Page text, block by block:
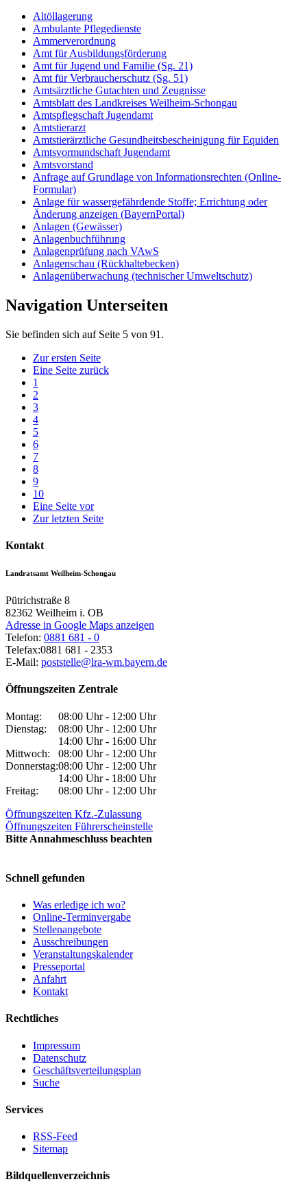
Altöllagerung
Ambulante Pflegedienste
Ammerverordnung
Amt für Ausbildungsförderung
Amt für Jugend und Familie (Sg. 21)
Amt für Verbraucherschutz (Sg. 51)
Amtsärztliche Gutachten und Zeugnisse
Amtsblatt des Landkreises Weilheim-Schongau
Amtspflegschaft Jugendamt
Amtstierarzt
Amtstierärztliche Gesundheitsbescheinigung für Equiden
Amtsvormundschaft Jugendamt
Amtsvorstand
Anfrage auf Grundlage von Informationsrechten (Online-
Formular)
Anlage für wassergefährdende Stoffe; Errichtung oder
Änderung anzeigen (BayernPortal)
Anlagen (Gewässer)
Anlagenbuchführung
Anlagenprüfung nach VAwS
Anlagenschau (Rückhaltebecken)
Anlagenüberwachung (technischer Umweltschutz)
Navigation Unterseiten
Sie befinden sich auf Seite 5 von 91.
Zur ersten Seite
Eine Seite zurück
1
2
3
4
5
6
7
8
9
10
Eine Seite vor
Zur letzten Seite
Kontakt
Landratsamt Weilheim-Schongau
Pütrichstraße 8
82362 Weilheim i. OB
Adresse in Google Maps anzeigen
Telefon: 0881 681 - 0
Telefax:0881 681 - 2353
E-Mail: poststelle@lra-wm.bayern.de
Öffnungszeiten Zentrale
Montag:
08:00 Uhr - 12:00 Uhr
Dienstag:
08:00 Uhr - 12:00 Uhr
14:00 Uhr - 16:00 Uhr
Mittwoch:
08:00 Uhr - 12:00 Uhr
Donnerstag:08:00 Uhr - 12:00 Uhr
14:00 Uhr - 18:00 Uhr
Freitag:
08:00 Uhr - 12:00 Uhr
Öffnungszeiten Kfz.-Zulassung
Öffnungszeiten Führerscheinstelle
Bitte Annahmeschluss beachten
Schnell gefunden
Was erledige ich wo?
Online-Terminvergabe
Stellenangebote
Ausschreibungen
Veranstaltungskalender
Presseportal
Anfahrt
Kontakt
Rechtliches
Impressum
Datenschutz
Geschäftsverteilungsplan
Suche
Services
RSS-Feed
Sitemap
Bildquellenverzeichnis